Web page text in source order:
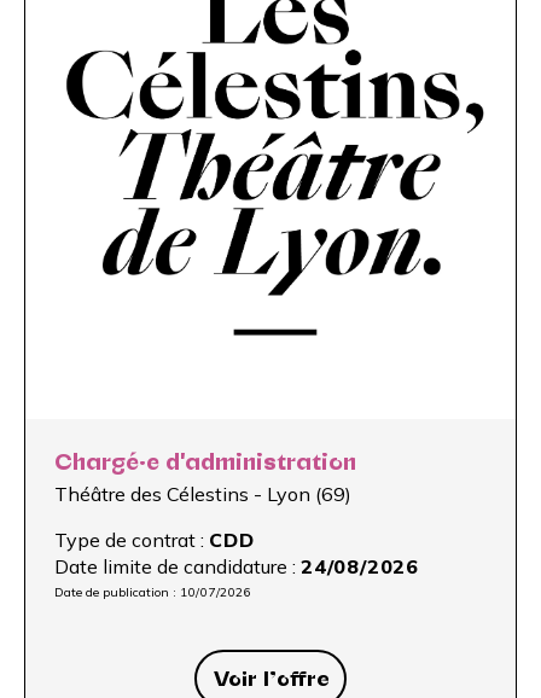
Chargé·e d'administration
Théâtre des Célestins - Lyon (69)
Type de contrat : CDD
Date limite de candidature : 24/08/2026
Date de publication : 10/07/2026
Voir l’offre